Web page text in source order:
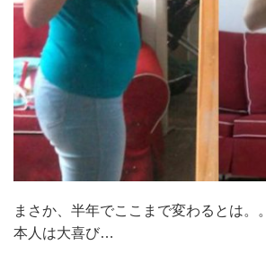
まさか、半年でここまで変わるとは。。
本人は大喜び…